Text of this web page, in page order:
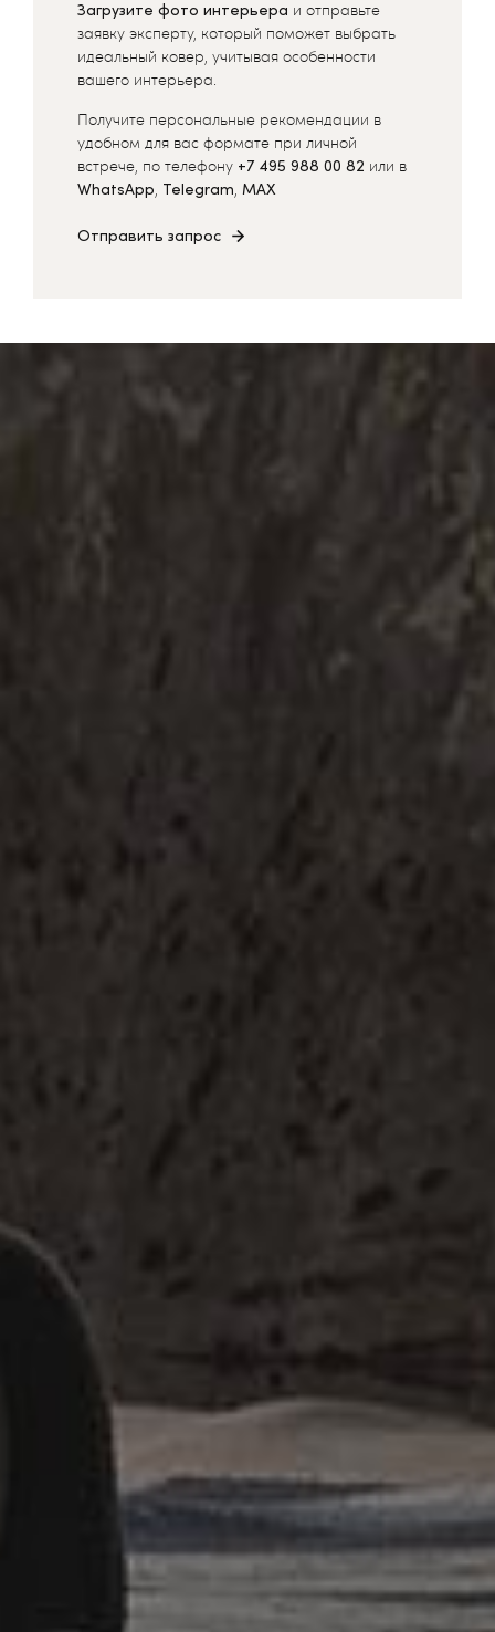
Загрузите фото интерьера и отправьте
заявку эксперту, который поможет выбрать
идеальный ковер, учитывая особенности
вашего интерьера.
Получите персональные рекомендации в
удобном для вас формате при личной
встрече, по телефону +7 495 988 00 82 или в
WhatsApp, Telegram, MAX
Отправить запрос